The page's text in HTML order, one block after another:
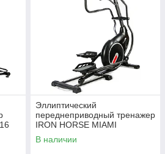
Эллиптический
переднеприводный тренажер
IRON HORSE MIAMI
В наличии